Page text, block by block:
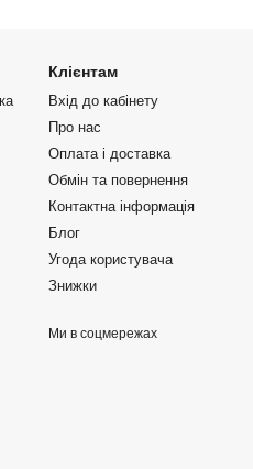
Клієнтам
Вхід до кабінету
Про нас
Оплата і доставка
Обмін та повернення
Контактна інформація
Блог
Угода користувача
Знижки
Ми в соцмережах